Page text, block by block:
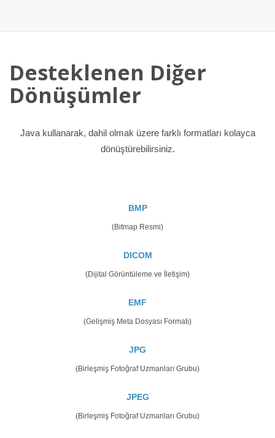
Desteklenen Diğer
Dönüşümler
Java kullanarak, dahil olmak üzere farklı formatları kolayca
dönüştürebilirsiniz.
BMP
(Bitmap Resmi)
DICOM
(Dijital Görüntüleme ve İletişim)
EMF
(Gelişmiş Meta Dosyası Formatı)
JPG
(Birleşmiş Fotoğraf Uzmanları Grubu)
JPEG
(Birleşmiş Fotoğraf Uzmanları Grubu)